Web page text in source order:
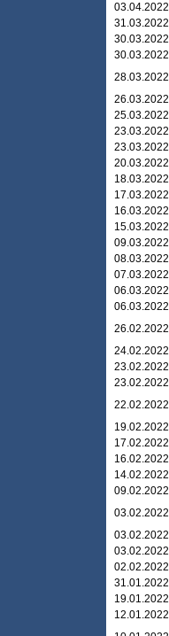
03.04.2022
31.03.2022
30.03.2022
30.03.2022
28.03.2022
26.03.2022
25.03.2022
23.03.2022
23.03.2022
20.03.2022
18.03.2022
17.03.2022
16.03.2022
15.03.2022
09.03.2022
08.03.2022
07.03.2022
06.03.2022
06.03.2022
26.02.2022
24.02.2022
23.02.2022
23.02.2022
22.02.2022
19.02.2022
17.02.2022
16.02.2022
14.02.2022
09.02.2022
03.02.2022
03.02.2022
03.02.2022
02.02.2022
31.01.2022
19.01.2022
12.01.2022